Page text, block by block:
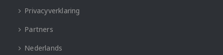
Privacyverklaring
Partners
Nederlands